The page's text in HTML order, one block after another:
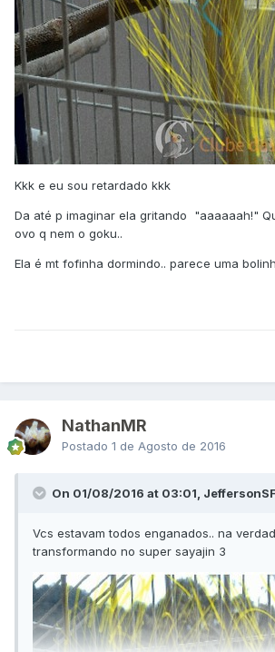
Kkk e eu sou retardado kkk
Da até p imaginar ela gritando "aaaaaah!"
ovo q nem o goku..
Ela é mt fofinha dormindo.. parece uma
NathanMR
Postado 1 de Agosto de 2016
On 01/08/2016 at 03:01,
Vcs estavam todos enganados.. na
transformando no super sayajin 3